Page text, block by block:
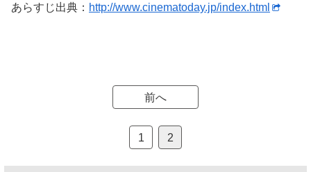
あらすじ出典： http://www.cinematoday.jp/index.html
前へ
1 2